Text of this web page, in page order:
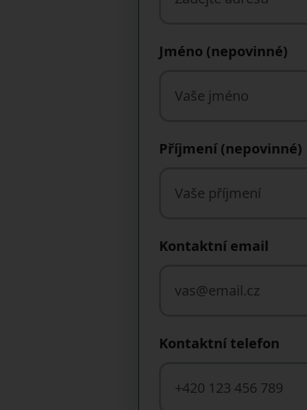
Jméno (nepovinné)
Příjmení (nepovinné)
Kontaktní email
Kontaktní telefon